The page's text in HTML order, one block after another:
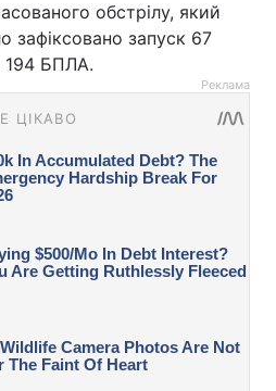
обстрілу, який
зафіксовано запуск 67
194 БПЛА.
Реклама